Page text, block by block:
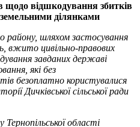
щодо відшкодування збитків
ділянками
району, шляхом застосування
вжито цивільно-правових
завданих державі
які без
безоплатно користувалися
Дичківської сільської ради
області